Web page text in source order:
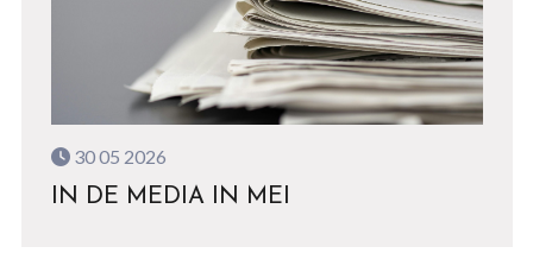
30 05 2026
IN DE MEDIA IN MEI